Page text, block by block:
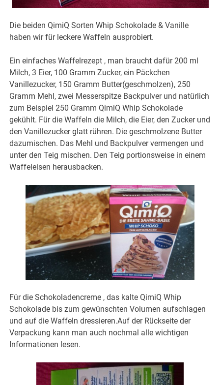
Die beiden QimiQ Sorten Whip Schokolade & Vanille
haben wir für leckere Waffeln ausprobiert.
Ein einfaches Waffelrezept , man braucht dafür 200 ml
Milch, 3 Eier, 100 Gramm Zucker, ein Päckchen
Vanillezucker, 150 Gramm Butter(geschmolzen), 250
Gramm Mehl, zwei Messerspitze Backpulver und natürlich
zum Beispiel 250 Gramm QimiQ Whip Schokolade
gekühlt. Für die Waffeln die Milch, die Eier, den Zucker und
den Vanillezucker glatt rühren. Die geschmolzene Butter
dazumischen. Das Mehl und Backpulver vermengen und
unter den Teig mischen. Den Teig portionsweise in einem
Waffeleisen herausbacken.
Für die Schokoladencreme , das kalte QimiQ Whip
Schokolade bis zum gewünschten Volumen aufschlagen
und auf die Waffeln dressieren.Auf der Rückseite der
Verpackung kann man auch nochmal alle wichtigen
Informationen lesen.